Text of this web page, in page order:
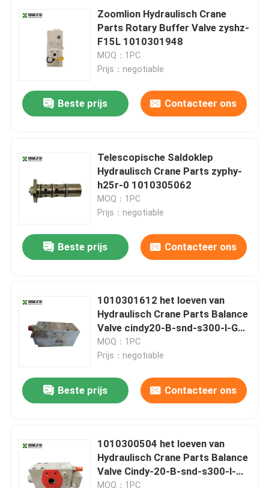
Zoomlion Hydraulisch Crane
Parts Rotary Buffer Valve zyshz-
F15L 1010301948
MOQ：1PC
Prijs：negotiable
Beste prijs Contacteer ons
Telescopische Saldoklep
Hydraulisch Crane Parts zyphy-
h25r-0 1010305062
MOQ：1PC
Prijs：negotiable
Beste prijs Contacteer ons
1010301612 het loeven van
Hydraulisch Crane Parts Balance
Valve cindy20-B-snd-s300-l-G3-
1-SVZ380
MOQ：1PC
Prijs：negotiable
Beste prijs Contacteer ons
1010300504 het loeven van
Hydraulisch Crane Parts Balance
Valve Cindy-20-B-snd-s300-l-
r6-2-52-SVZ350
MOQ：1PC